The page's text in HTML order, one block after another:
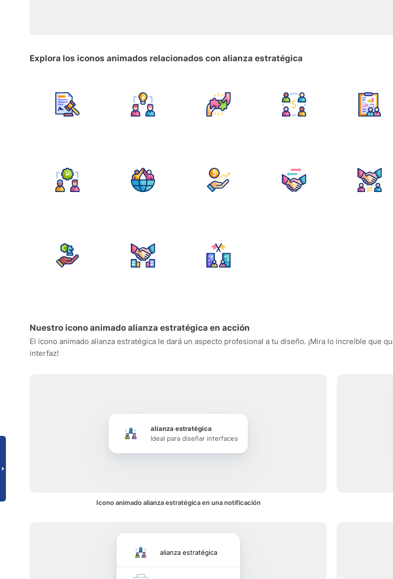
Explora los iconos animados relacionados con alianza estratégica
Nuestro icono animado alianza estratégica en acción
El icono animado alianza estratégica le dará un aspecto profesional a tu diseño. ¡Mira lo increíble que
interfaz!
alianza estratégica
Ideal para diseñar interfaces
Icono animado alianza estratégica en una notificación
alianza estratégica